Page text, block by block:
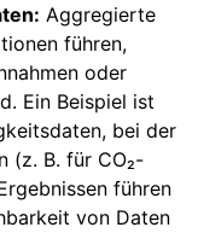
Aggregierte
führen,
oder
Ein Beispiel ist
bei der
(z. B. für CO₂-
führen
von Daten